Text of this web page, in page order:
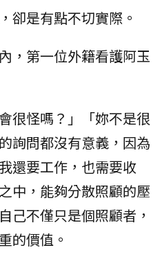
卻是有點不切實際。
，第一位外籍看護阿玉
很怪嗎？」「妳不是很
詢問都沒有意義，因為
還要工作，也需要收
中，能夠分散照顧的壓
己不僅只是個照顧者，
的價值。